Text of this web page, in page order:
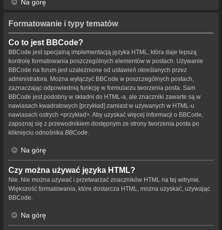
Na górę
Formatowanie i typy tematów
Co to jest BBCode?
BBCode jest specjalną implementacją języka HTML, która daje lepszą
kontrolę formatowania poszczególnych elementów w postach. Używanie
BBCode na forum jest uzależnione od ustawień określanych przez
administratora. Można wyłączyć BBCode w poszczególnych postach,
zaznaczając odpowiednią funkcję w formularzu tworzenia posta. Sam
BBCode jest podobny w składni do HTML-a, ale znaczniki zawarte są w
nawiasach kwadratowych [przykład] zamiast w używanych w HTML-u
nawiasach ostrych <przykład>. Aby uzyskać więcej informacji o BBCode,
zapoznaj się z przewodnikiem dostępnym ze strony tworzenia posta po
kliknięciu odnośnika BBCode
Na górę
Czy można używać języka HTML?
Nie. Nie można używać i przetwarzać znaczników HTML na tej witrynie.
Większość formatowania, które dostarcza HTML, można uzyskać, używając
BBCode.
Na górę